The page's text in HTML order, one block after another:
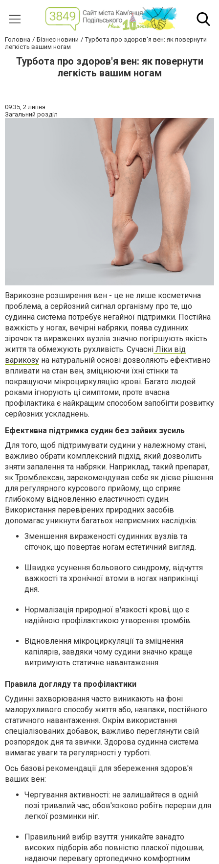
Головна Бізнес новини
Турбота про здоров'я вен: як повернути
легкість вашим ногам
Турбота про здоров'я вен: як повернути
легкість вашим ногам
09:35, 2 липня
Загальний розділ
Варикозне розширення вен - це не лише косметична
проблема, а серйозний сигнал організму про те, що
судинна система потребує негайної підтримки. Постійна
важкість у ногах, вечірні набряки, поява судинних
зірочок та виражених вузлів значно погіршують якість
життя та обмежують рухливість. Сучасні Ліки від
варикозу на натуральній основі дозволяють ефективно
впливати на стан вен, зміцнюючи їхні стінки та
покращуючи мікроциркуляцію крові. Багато людей
роками ігнорують ці симптоми, проте вчасна
профілактика є найкращим способом запобігти розвитку
серйозних ускладнень.
Ефективна підтримка судин без зайвих зусиль
Для того, щоб підтримувати судини у належному стані,
важливо обрати комплексний підхід, який дозволить
зняти запалення та набряки. Наприклад, такий препарат,
як Тромблексaн, зарекомендував себе як дієве рішення
для регулярного курсового прийому, що сприяє
глибокому відновленню еластичності судин.
Використання перевірених природних засобів
допомагає уникнути багатьох неприємних наслідків:
Зменшення вираженості судинних вузлів та
сіточок, що повертає ногам естетичний вигляд.
Швидке усунення больового синдрому, відчуття
важкості та хронічної втоми в ногах наприкінці
дня.
Нормалізація природної в'язкості крові, що є
надійною профілактикою утворення тромбів.
Відновлення мікроциркуляції та зміцнення
капілярів, завдяки чому судини значно краще
витримують статичне навантаження.
Правила догляду та профілактики
Судинні захворювання часто виникають на фоні
малорухливого способу життя або, навпаки, постійного
статичного навантаження. Окрім використання
спеціалізованих добавок, важливо переглянути свій
розпорядок дня та звички. Здорова судинна система
вимагає уваги та регулярності у турботі.
Ось базові рекомендації для збереження здоров'я
ваших вен:
Чергування активності: не залишайтеся в одній
позі тривалий час, обов'язково робіть перерви для
легкої розминки ніг.
Правильний вибір взуття: уникайте занадто
високих підборів або повністю пласкої підошви,
надаючи перевагу ортопедично комфортним